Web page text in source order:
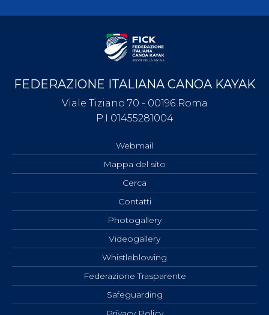
FEDERAZIONE ITALIANA CANOA KAYAK
Viale Tiziano 70 - 00196 Roma
P.I 01455281004
Webmail
Mappa del sito
Cerca
Contatti
Photogallery
Videogallery
Whistleblowing
Federazione Trasparente
Safeguarding